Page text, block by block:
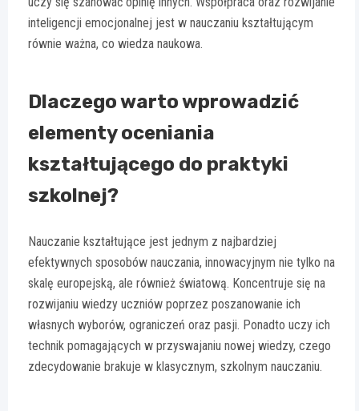
inteligencji emocjonalnej jest w nauczaniu kształtującym
równie ważna, co wiedza naukowa.
Dlaczego warto wprowadzić
elementy oceniania
kształtującego do praktyki
szkolnej?
Nauczanie kształtujące jest jednym z najbardziej
efektywnych sposobów nauczania, innowacyjnym nie tylko na
skalę europejską, ale również światową. Koncentruje się na
rozwijaniu wiedzy uczniów poprzez poszanowanie ich
własnych wyborów, ograniczeń oraz pasji. Ponadto uczy ich
technik pomagających w przyswajaniu nowej wiedzy, czego
zdecydowanie brakuje w klasycznym, szkolnym nauczaniu.